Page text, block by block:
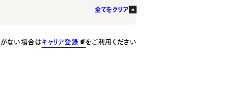
全てをクリア
ない場合はキャリア登録 をご利用ください